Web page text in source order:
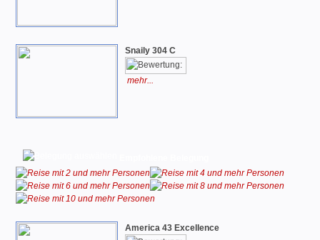
Snaily 304 C
mehr...
America 43 Excellence